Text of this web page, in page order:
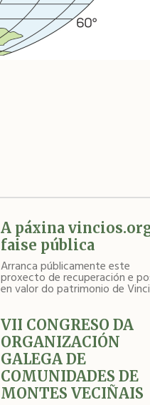
A páxina
faise pública
Arranca públicamente este
proxecto de recuperación e
en valor do patrimonio de
VII CONGRESO DA
ORGANIZACIÓN
GALEGA DE
COMUNIDADES DE
MONTES VECIÑAIS